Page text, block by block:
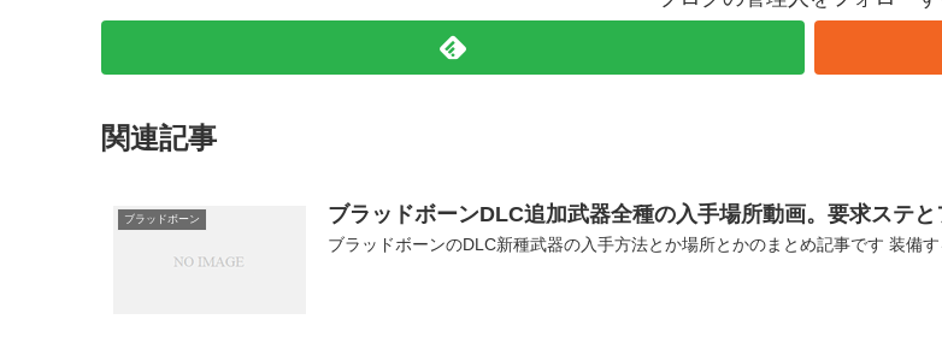
関連記事
ブラッドボーン ブラッドボーンDLC追加武器全種の入手場所動画。要求ステ
ブラッドボーンのDLC新種武器の入手方法とか場所とかのまとめ記事です 装備